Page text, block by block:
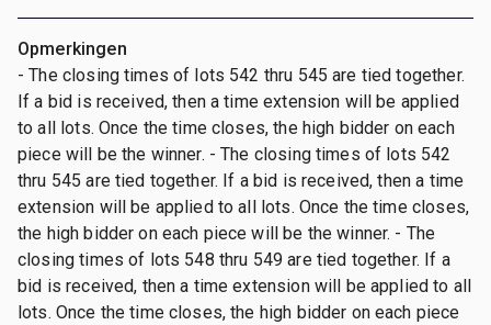
Opmerkingen
- The closing times of lots 542 thru 545 are tied together.
If a bid is received, then a time extension will be applied
to all lots. Once the time closes, the high bidder on each
piece will be the winner. - The closing times of lots 542
thru 545 are tied together. If a bid is received, then a time
extension will be applied to all lots. Once the time closes,
the high bidder on each piece will be the winner. - The
closing times of lots 548 thru 549 are tied together. If a
bid is received, then a time extension will be applied to all
lots. Once the time closes, the high bidder on each piece